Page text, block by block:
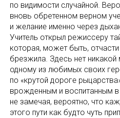
по видимости случайной.
вновь обретенном верном
и желание именно через
Учитель открыл режиссеру
которая, может быть,
брезжила. Здесь нет никакой
одному из любимых своих
по «крутой дороге
врожденным и воспитанным
не замечая, вероятно, что
этого пути как будто чуть